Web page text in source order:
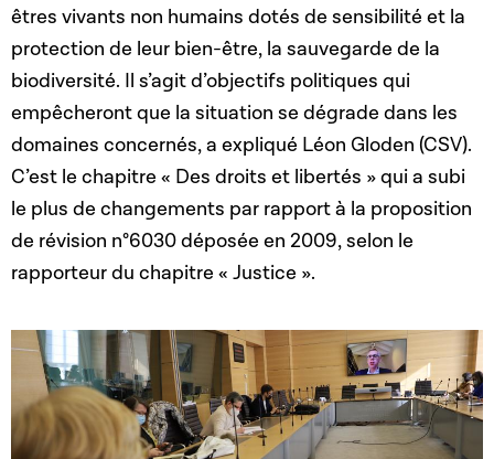
êtres vivants non humains dotés de sensibilité et la
protection de leur bien-être, la sauvegarde de la
biodiversité. Il s’agit d’objectifs politiques qui
empêcheront que la situation se dégrade dans les
domaines concernés, a expliqué Léon Gloden (CSV).
C’est le chapitre « Des droits et libertés » qui a subi
le plus de changements par rapport à la proposition
de révision n°6030 déposée en 2009, selon le
rapporteur du chapitre « Justice ».